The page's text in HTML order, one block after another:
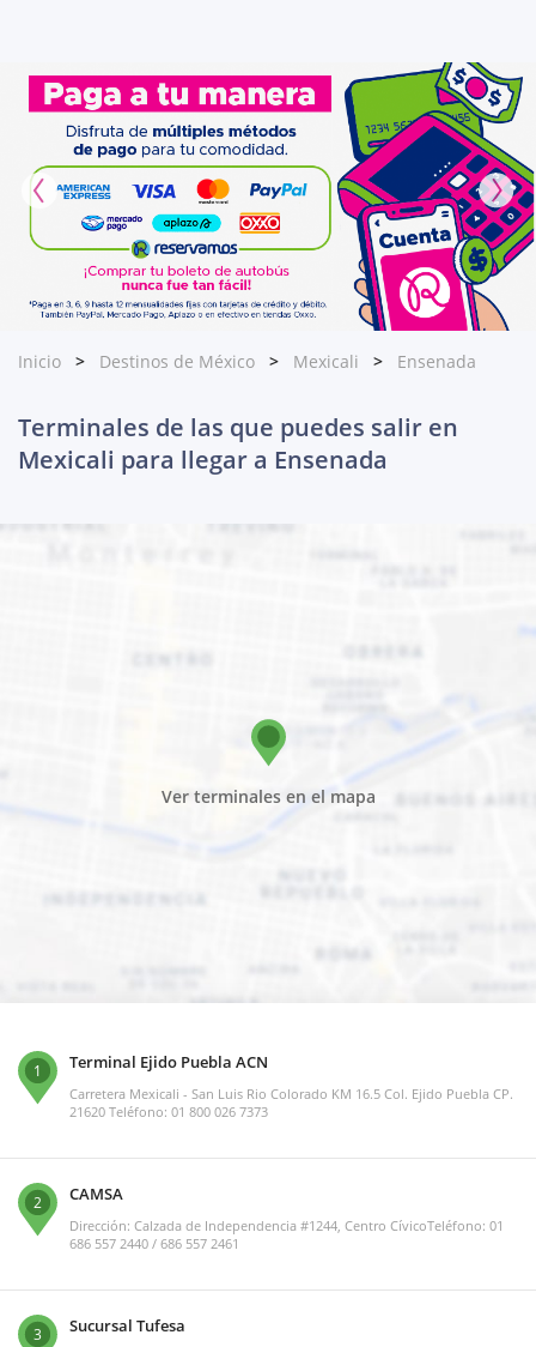
Inicio Destinos de México Mexicali Ensenada
Terminales de las que puedes salir en
Mexicali para llegar a Ensenada
Ver terminales en el mapa
1 Terminal Ejido Puebla ACN
Carretera Mexicali - San Luis Rio Colorado KM 16.5 Col. Ejido Puebla CP.
21620 Teléfono: 01 800 026 7373
2 CAMSA
Dirección: Calzada de Independencia #1244, Centro CívicoTeléfono: 01
686 557 2440 / 686 557 2461
3 Sucursal Tufesa